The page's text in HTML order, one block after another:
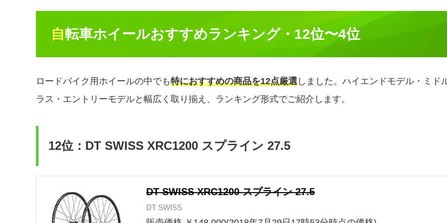
自転車ホイールおすすめランキング・12位〜4位
ロードバイク用ホイールの中でも特におすすめの商品を12点厳選 しました。ハイエンドモデル・ミド
ラス・エントリーモデルと幅広く取り揃え、ランキング形式でご紹介します。
12位：DT SWISS XRC1200 スプライン 27.5
DT SWISS XRC1200 スプライン 27.5
DT SWISS